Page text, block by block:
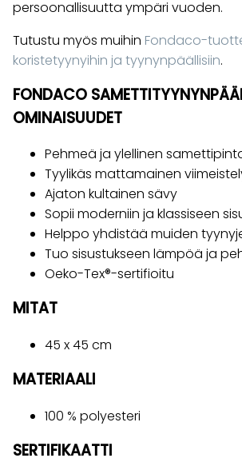
persoonallisuutta ympäri vuoden.
Tutustu myös muihin Fondaco-
koristetyynyihin ja tyynynpäällisiin.
FONDACO
OMINAISUUDET
Pehmeä ja ylellinen
Tyylikäs mattamainen
Ajaton kultainen sävy
Sopii moderniin ja klassiseen
Helppo yhdistää muiden
Tuo sisustukseen lämpöä ja
Oeko-Tex®-sertifioitu
MITAT
45 x 45 cm
MATERIAALI
100 % polyesteri
SERTIFIKAATTI